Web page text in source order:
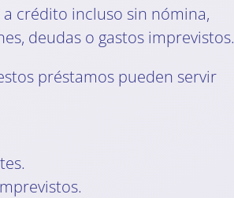
crédito incluso sin nómina,
deudas o gastos imprevistos.
préstamos pueden servir